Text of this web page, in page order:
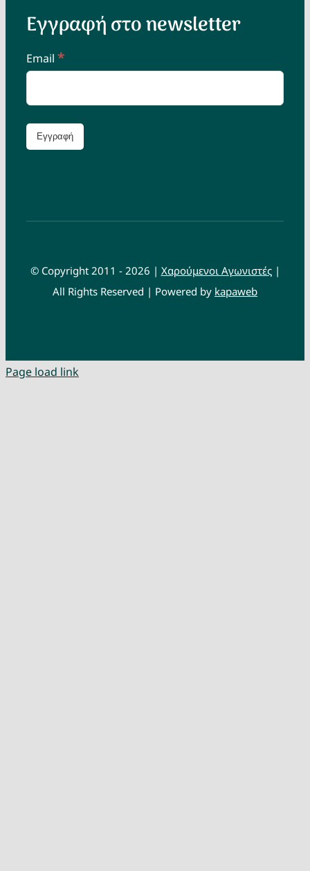
Εγγραφή στο newsletter
Email *
© Copyright 2011 - 2026 | Χαρούμενοι Αγωνιστές|
All Rights Reserved | Powered by kapaweb
Page load link